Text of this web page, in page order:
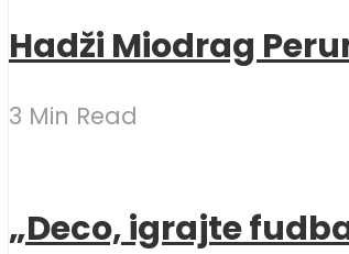
Hadži Miodrag
3 Min Read
„Deco, igrajte